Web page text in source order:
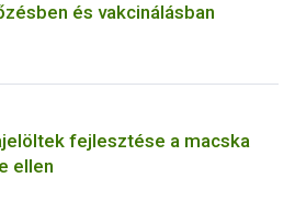
és vakcinálásban
fejlesztése a macska
ellen